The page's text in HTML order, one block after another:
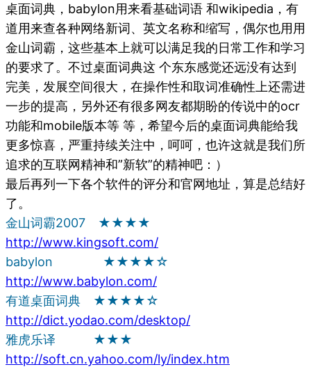
桌面词典，babylon用来看基础词语 和wikipedia，有
道用来查各种网络新词、英文名称和缩写，偶尔也用用
金山词霸，这些基本上就可以满足我的日常工作和学习
的要求了。不过桌面词典这 个东东感觉还远没有达到
完美，发展空间很大，在操作性和取词准确性上还需进
一步的提高，另外还有很多网友都期盼的传说中的ocr
功能和mobile版本等 等，希望今后的桌面词典能给我
更多惊喜，严重持续关注中，呵呵，也许这就是我们所
追求的互联网精神和”新软”的精神吧：）
最后再列一下各个软件的评分和官网地址，算是总结好
了。
金山词霸2007 ★★★★
http://www.kingsoft.com/
babylon ★★★★☆
http://www.babylon.com/
有道桌面词典 ★★★★☆
http://dict.yodao.com/desktop/
雅虎乐译 ★★★
http://soft.cn.yahoo.com/ly/index.htm